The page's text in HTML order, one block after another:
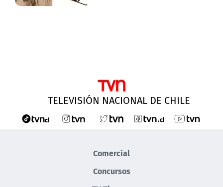
TELEVISIÓN NACIONAL DE CHILE
Comercial
Concursos